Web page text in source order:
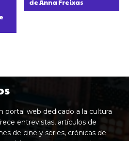
de Anna Freixas
portal web dedicado a la cultura
entrevistas, artículos de
de cine y series, crónicas de